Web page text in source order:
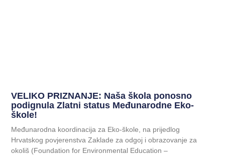
VELIKO PRIZNANJE: Naša škola ponosno
podignula Zlatni status Međunarodne Eko-
škole!
Međunarodna koordinacija za Eko-škole, na prijedlog
Hrvatskog povjerenstva Zaklade za odgoj i obrazovanje za
okoliš (Foundation for Environmental Education –